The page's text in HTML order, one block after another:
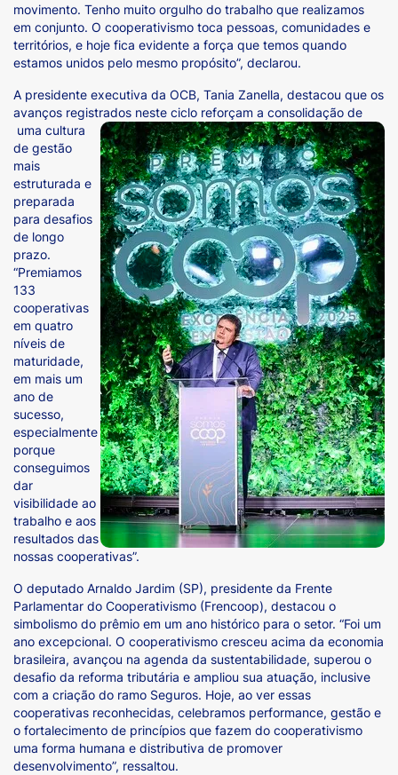
movimento. Tenho muito orgulho do trabalho que realizamos
em conjunto. O cooperativismo toca pessoas, comunidades e
territórios, e hoje fica evidente a força que temos quando
estamos unidos pelo mesmo propósito”, declarou.
A presidente executiva da OCB, Tania Zanella, destacou que os
avanços registrados neste ciclo reforçam a consolidação de
uma cultura
de gestão
mais
estruturada e
preparada
para desafios
de longo
prazo.
“Premiamos
133
cooperativas
em quatro
níveis de
maturidade,
em mais um
ano de
sucesso,
especialmente
porque
conseguimos
dar
visibilidade ao
trabalho e aos
resultados das
nossas cooperativas”.
O deputado Arnaldo Jardim (SP), presidente da Frente
Parlamentar do Cooperativismo (Frencoop), destacou o
simbolismo do prêmio em um ano histórico para o setor. “Foi um
ano excepcional. O cooperativismo cresceu acima da economia
brasileira, avançou na agenda da sustentabilidade, superou o
desafio da reforma tributária e ampliou sua atuação, inclusive
com a criação do ramo Seguros. Hoje, ao ver essas
cooperativas reconhecidas, celebramos performance, gestão e
o fortalecimento de princípios que fazem do cooperativismo
uma forma humana e distributiva de promover
desenvolvimento”, ressaltou.